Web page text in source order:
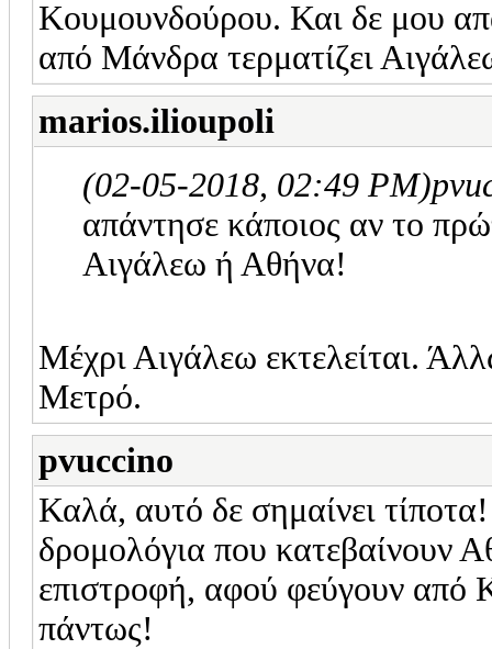
Κουμουνδούρου. Και δε μου
από Μάνδρα τερματίζει
marios.ilioupoli
(02-05-2018, 02:49 PM)
απάντησε κάποιος αν το
Αιγάλεω ή Αθήνα!
Μέχρι Αιγάλεω εκτελείται.
Μετρό.
pvuccino
Καλά, αυτό δε σημαίνει
δρομολόγια που κατεβαίνουν
επιστροφή, αφού φεύγουν από
πάντως!